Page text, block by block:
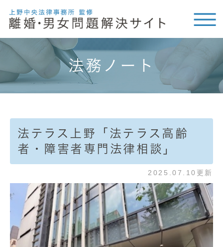
法務ノート
法テラス上野「法テラス高齢
者・障害者専門法律相談」
2025.07.10更新